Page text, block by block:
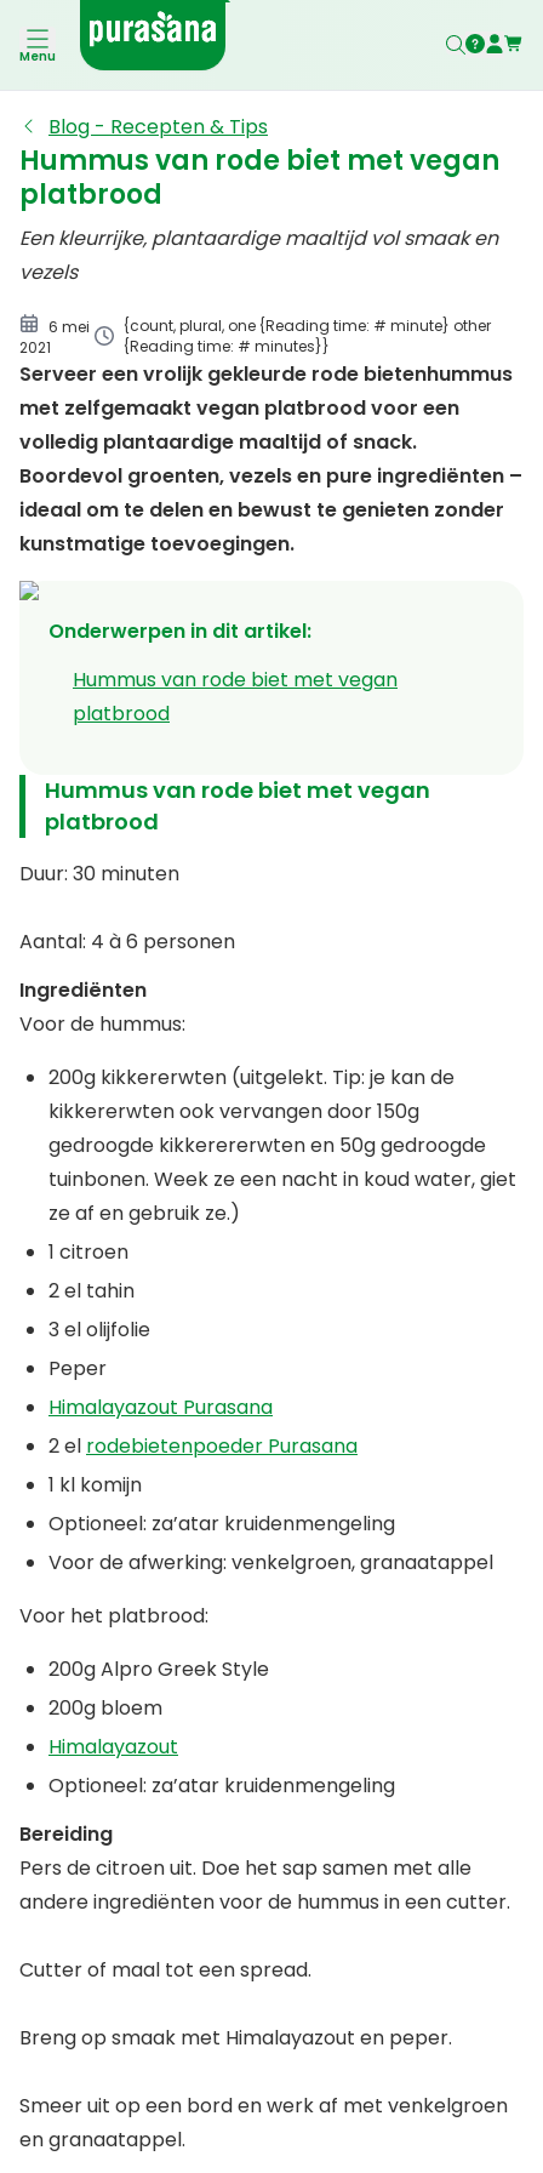
Menu
Blog - Recepten & Tips
Hummus van rode biet met vegan
platbrood
Een kleurrijke, plantaardige maaltijd vol smaak en
vezels
6 mei
2021
{count, plural, one {Reading time: # minute} other
{Reading time: # minutes}}
Serveer een vrolijk gekleurde rode bietenhummus
met zelfgemaakt vegan platbrood voor een
volledig plantaardige maaltijd of snack.
Boordevol groenten, vezels en pure ingrediënten –
ideaal om te delen en bewust te genieten zonder
kunstmatige toevoegingen.
Onderwerpen in dit artikel:
Hummus van rode biet met vegan
platbrood
Hummus van rode biet met vegan platbrood
Hummus van rode biet met vegan
platbrood
Duur: 30 minuten
Aantal: 4 à 6 personen
Ingrediënten
Voor de hummus:
200g kikkererwten (uitgelekt. Tip: je kan de
kikkererwten ook vervangen door 150g
gedroogde kikkerererwten en 50g gedroogde
tuinbonen. Week ze een nacht in koud water, giet
ze af en gebruik ze.)
1 citroen
2 el tahin
3 el olijfolie
Peper
Himalayazout Purasana
2 el rodebietenpoeder Purasana
1 kl komijn
Optioneel: za’atar kruidenmengeling
Voor de afwerking: venkelgroen, granaatappel
Voor het platbrood:
200g Alpro Greek Style
200g bloem
Himalayazout
Optioneel: za’atar kruidenmengeling
Bereiding
Pers de citroen uit. Doe het sap samen met alle
andere ingrediënten voor de hummus in een cutter.
Cutter of maal tot een spread.
Breng op smaak met Himalayazout en peper.
Smeer uit op een bord en werk af met venkelgroen
en granaatappel.